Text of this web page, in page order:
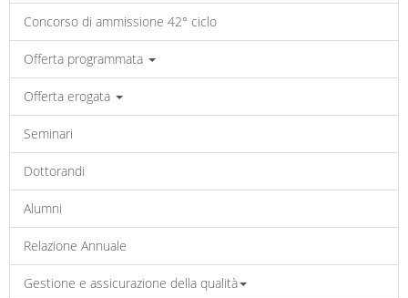
Concorso di ammissione 42° ciclo
Offerta programmata
Offerta erogata
Seminari
Dottorandi
Alumni
Relazione Annuale
Gestione e assicurazione della qualità